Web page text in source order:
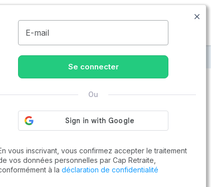
09.74.59.59.57
Partagée Bonnemain
Cap Retraite vous aide à trouver un emploi
E-mail
Se connecter
Ou
vous inscrivant, vous confirmez accepter le traitement
vos données personnelles par Cap Retraite,
à la déclaration de confidentialité